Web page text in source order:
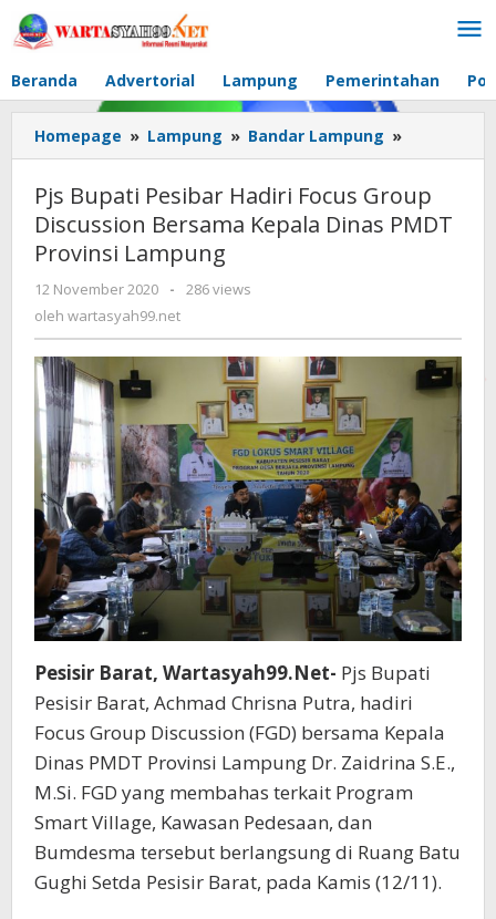
Lewati
ke
Beranda
Advertorial Lampung Pemerintahan
Homepage » Lampung » Bandar Lampung »
Bupati
Hadiri
Focus
Dinas
PMDT
Provinsi
Lampung
Pjs Bupati Pesibar Hadiri Focus Group
Discussion Bersama Kepala Dinas PMDT
Provinsi Lampung
12 November 2020
oleh
wartasyah99.net
-
286 views
oleh wartasyah99.net
Pesisir Barat, Wartasyah99.Net- Pjs Bupati
Pesisir Barat, Achmad Chrisna Putra, hadiri
Focus Group Discussion (FGD) bersama Kepala
Dinas PMDT Provinsi Lampung Dr. Zaidrina S.E.,
M.Si. FGD yang membahas terkait Program
Smart Village, Kawasan Pedesaan, dan
Bumdesma tersebut berlangsung di Ruang Batu
Gughi Setda Pesisir Barat, pada Kamis (12/11).